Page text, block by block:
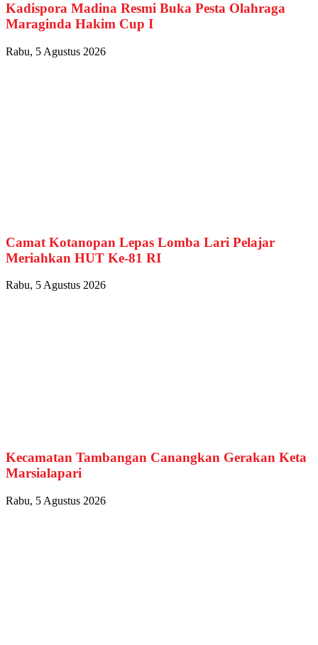
Kadispora Madina Resmi Buka Pesta Olahraga
Maraginda Hakim Cup I
Rabu, 5 Agustus 2026
Camat Kotanopan Lepas Lomba Lari Pelajar
Meriahkan HUT Ke-81 RI
Rabu, 5 Agustus 2026
Kecamatan Tambangan Canangkan Gerakan Keta
Marsialapari
Rabu, 5 Agustus 2026